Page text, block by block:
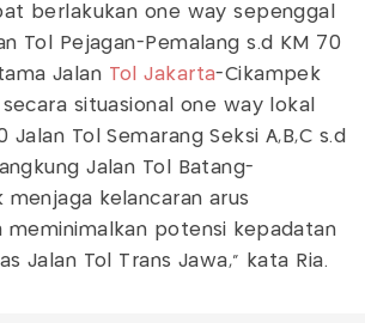
berlakukan one way sepenggal
Tol Pejagan-Pemalang s.d KM 70
Jalan Tol Jakarta-Cikampek
situasional one way lokal
Jalan Tol Semarang Seksi A,B,C s.d
Jalan Tol Batang-
menjaga kelancaran arus
meminimalkan potensi kepadatan
Jalan Tol Trans Jawa,” kata Ria.